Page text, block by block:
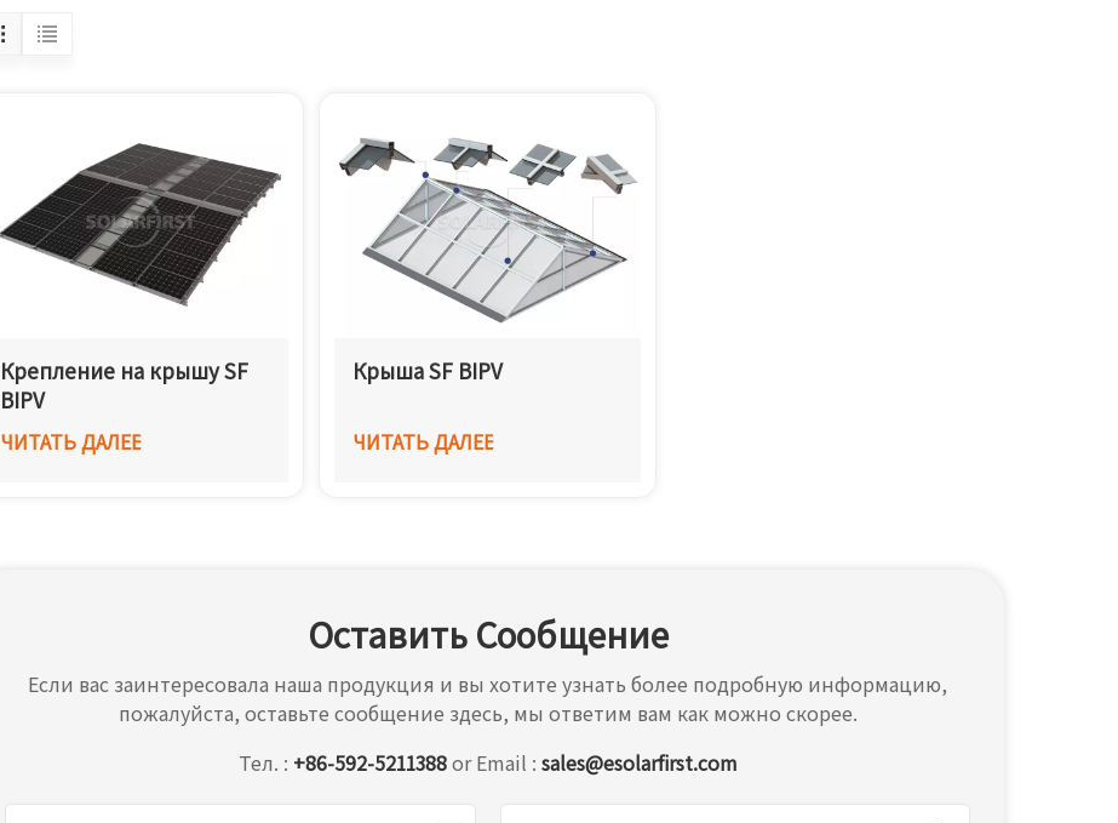
Крепление на крышу SF
BIPV
ЧИТАТЬ ДАЛЕЕ
Крыша SF BIPV
ЧИТАТЬ ДАЛЕЕ
Оставить Сообщение
Если вас заинтересовала наша продукция и вы хотите узнать более подробную информацию,
пожалуйста, оставьте сообщение здесь, мы ответим вам как можно скорее.
Тел. : +86-592-5211388or Email : sales@esolarfirst.com